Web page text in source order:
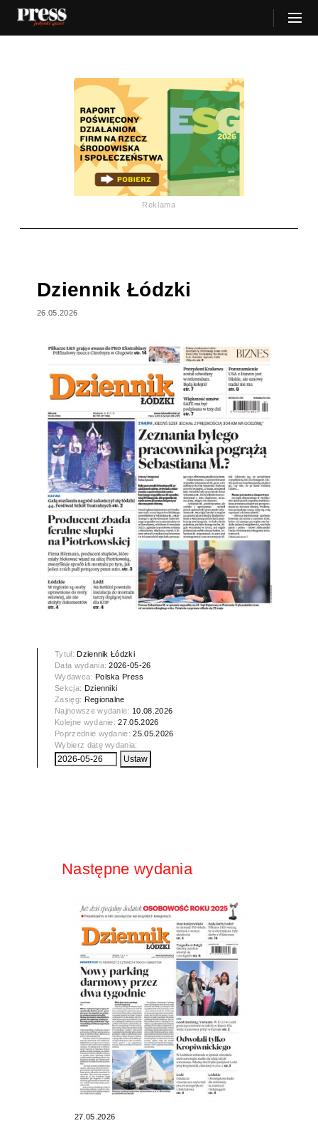
Reklama
Dziennik Łódzki
26.05.2026
Tytuł: Dziennik Łódzki
Data wydania:2026-05-26
Wydawca: Polska Press
Sekcja: Dzienniki
Zasięg: Regionalne
Najnowsze wydanie: 10.08.2026
Kolejne wydanie:27.05.2026
Poprzednie wydanie:25.05.2026
Wybierz datę wydania:
Następne wydania
27.05.2026